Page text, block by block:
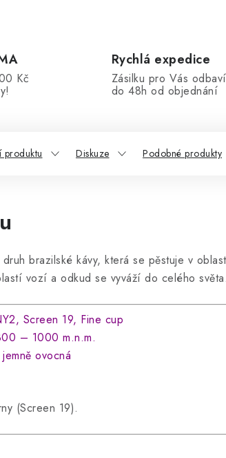
Kč
Rychlá expedice
Zásilku pro Vás
do 48h od objednání
produktu Diskuze Podobné produkty
brazilské kávy, která se pěstuje v
vozí a odkud se vyváží do celého
Screen 19, Fine cup
– 1000 m.n.m.
ovocná
(Screen 19).